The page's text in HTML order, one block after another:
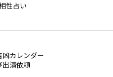
性占い
カレンダー
出演依頼